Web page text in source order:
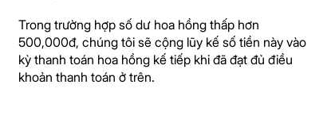
Trong trường hợp số dư hoa hồng thấp hơn
500,000đ, chúng tôi sẽ cộng lũy kế số tiền này vào
kỳ thanh toán hoa hồng kế tiếp khi đã đạt đủ điều
khoản thanh toán ở trên.